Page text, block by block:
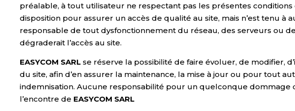
préalable, à tout utilisateur ne respectant pas les présentes conditions
disposition pour assurer un accès de qualité au site, mais n’est tenu à
responsable de tout dysfonctionnement du réseau, des serveurs ou
dégraderait l’accès au site.
EASYCOM SARL se réserve la possibilité de faire évoluer, de modifier,
du site, afin d’en assurer la maintenance, la mise à jour ou pour tout
indemnisation. Aucune responsabilité pour un quelconque
l’encontre de EASYCOM SARL